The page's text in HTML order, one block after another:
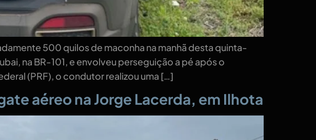
500 quilos de maconha na manhã desta quinta-
na BR-101, e envolveu perseguição a pé após o
(PRF), o condutor realizou uma […]
aéreo na Jorge Lacerda, em Ilhota